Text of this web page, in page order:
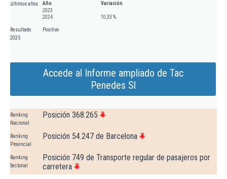
últimos años
Año
Variación
2023
2024
10,33 %
Resultado
2025
Positivo
Accede al Informe ampliado de Tac
Penedes Sl
Ranking
Nacional
Posición 368.265
Ranking
Provincial
Posición 54.247 de Barcelona
Ranking
Sectorial
Posición 749 de Transporte regular de pasajeros por
carretera